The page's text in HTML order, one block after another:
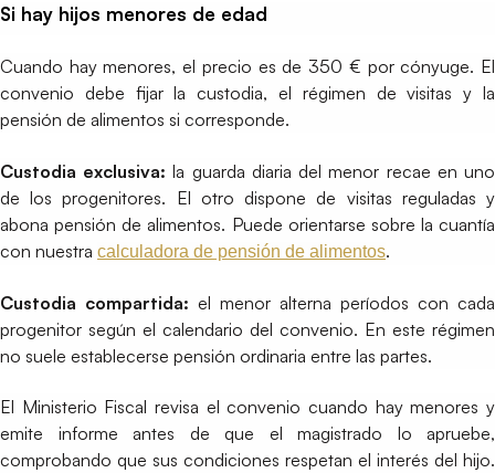
Si hay hijos menores de edad
Cuando hay menores, el precio es de 350 € por cónyuge. El
convenio debe fijar la custodia, el régimen de visitas y la
pensión de alimentos si corresponde.
Custodia exclusiva: la guarda diaria del menor recae en uno
de los progenitores. El otro dispone de visitas reguladas y
abona pensión de alimentos. Puede orientarse sobre la cuantía
con nuestra calculadora de pensión de alimentos.
Custodia compartida: el menor alterna períodos con cada
progenitor según el calendario del convenio. En este régimen
no suele establecerse pensión ordinaria entre las partes.
El Ministerio Fiscal revisa el convenio cuando hay menores y
emite informe antes de que el magistrado lo apruebe,
comprobando que sus condiciones respetan el interés del hijo.